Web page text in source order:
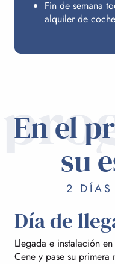
Fin de semana
alquiler de coche
En el
su
2
Día de
Llegada e instalación
Cene y pase su